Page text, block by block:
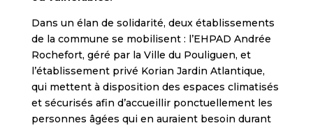
Dans un élan de solidarité, deux établissements
de la commune se mobilisent : l’EHPAD Andrée
Rochefort, géré par la Ville du Pouliguen, et
l’établissement privé Korian Jardin Atlantique,
qui mettent à disposition des espaces climatisés
et sécurisés afin d’accueillir ponctuellement les
personnes âgées qui en auraient besoin durant